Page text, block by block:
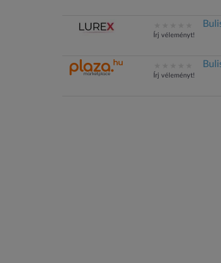
Írj véleményt!
Írj véleményt!